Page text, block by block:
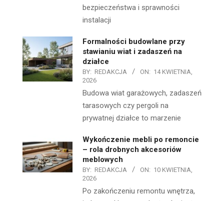
bezpieczeństwa i sprawności
instalacji
Formalności budowlane przy
stawianiu wiat i zadaszeń na
działce
BY: REDAKCJA ON: 14 KWIETNIA,
2026
Budowa wiat garażowych, zadaszeń
tarasowych czy pergoli na
prywatnej działce to marzenie
Wykończenie mebli po remoncie
– rola drobnych akcesoriów
meblowych
BY: REDAKCJA ON: 10 KWIETNIA,
2026
Po zakończeniu remontu wnętrza,